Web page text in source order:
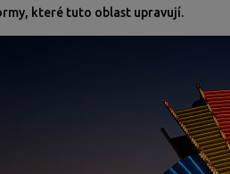
které tuto oblast upravují.